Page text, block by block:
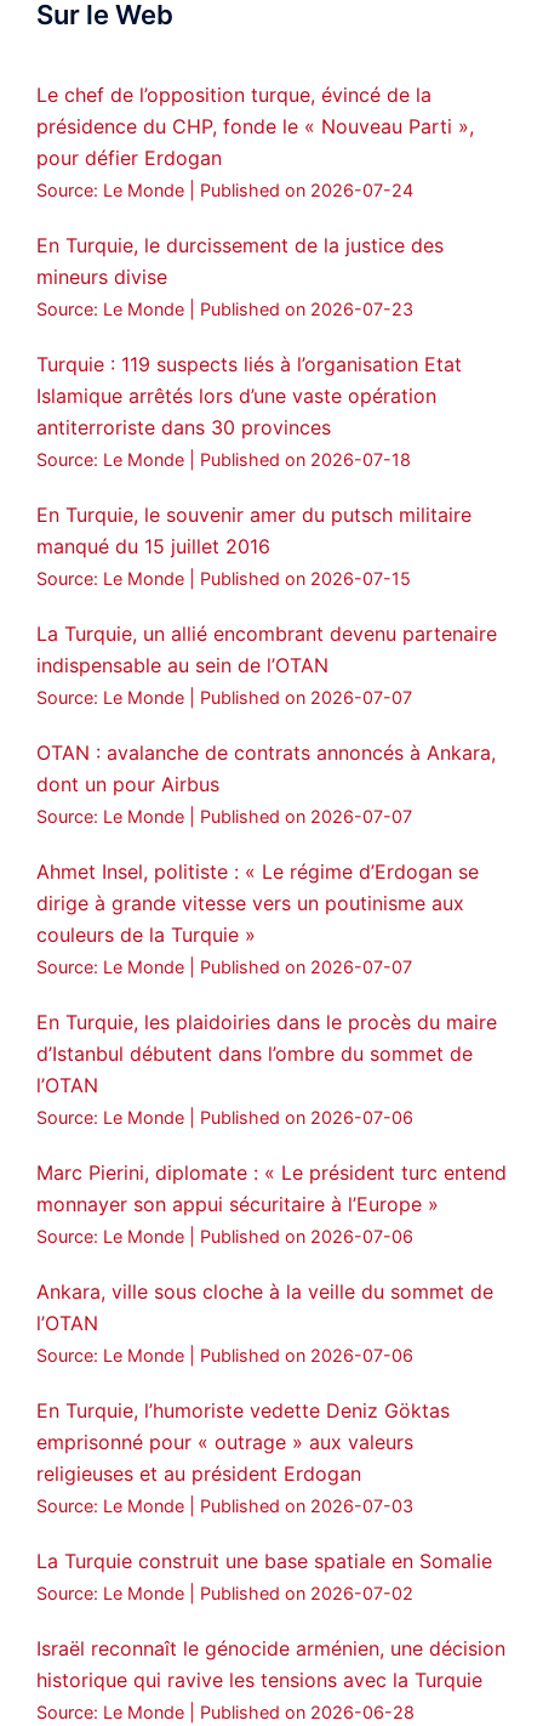
ܟܫܝܪܘܬܐ ܒܘܠܝܬܐ ܚܘܪܐ ܐܒܓܪ
Amitiés kurdes de Bretagne a retweeté
MedyaNews
🔴DEM Party Imrali delegation made a
#AbdullahÖcalan
#ImralıIsland
🔗 https://medyanews.rs/h4lwBwQ
3 2 Twitter
Voir plus...
Sur le Web
Le chef de l’opposition turque, évincé de la
présidence du CHP, fonde le « Nouveau Parti »,
pour défier Erdogan
Source: Le Monde Published on 2026-07-24
En Turquie, le durcissement de la justice des
mineurs divise
Source: Le Monde Published on 2026-07-23
Turquie : 119 suspects liés à l’organisation Etat
Islamique arrêtés lors d’une vaste opération
antiterroriste dans 30 provinces
Source: Le Monde Published on 2026-07-18
En Turquie, le souvenir amer du putsch militaire
manqué du 15 juillet 2016
Source: Le Monde Published on 2026-07-15
La Turquie, un allié encombrant devenu partenaire
indispensable au sein de l’OTAN
Source: Le Monde Published on 2026-07-07
OTAN : avalanche de contrats annoncés à Ankara,
dont un pour Airbus
Source: Le Monde Published on 2026-07-07
Ahmet Insel, politiste : « Le régime d’Erdogan se
dirige à grande vitesse vers un poutinisme aux
couleurs de la Turquie »
Source: Le Monde Published on 2026-07-07
En Turquie, les plaidoiries dans le procès du maire
d’Istanbul débutent dans l’ombre du sommet de
l’OTAN
Source: Le Monde Published on 2026-07-06
Marc Pierini, diplomate : « Le président turc entend
monnayer son appui sécuritaire à l’Europe »
Source: Le Monde Published on 2026-07-06
Ankara, ville sous cloche à la veille du sommet de
l’OTAN
Source: Le Monde Published on 2026-07-06
En Turquie, l’humoriste vedette Deniz Göktas
emprisonné pour « outrage » aux valeurs
religieuses et au président Erdogan
Source: Le Monde Published on 2026-07-03
La Turquie construit une base spatiale en Somalie
Source: Le Monde Published on 2026-07-02
Israël reconnaît le génocide arménien, une décision
historique qui ravive les tensions avec la Turquie
Source: Le Monde Published on 2026-06-28